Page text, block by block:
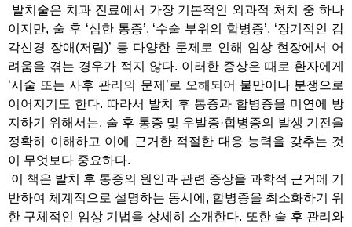
발치술은 치과 진료에서 가장 기본적인 외과적 처치 중 하나
이지만, 술 후 ‘심한 통증’, ‘수술 부위의 합병증’, ‘장기적인 감
각신경 장애(저림)’ 등 다양한 문제로 인해 임상 현장에서 어
려움을 겪는 경우가 적지 않다. 이러한 증상은 때로 환자에게
‘시술 또는 사후 관리의 문제’로 오해되어 불만이나 분쟁으로
이어지기도 한다. 따라서 발치 후 통증과 합병증을 미연에 방
지하기 위해서는, 술 후 통증 및 우발증·합병증의 발생 기전을
정확히 이해하고 이에 근거한 적절한 대응 능력을 갖추는 것
이 무엇보다 중요하다.
이 책은 발치 후 통증의 원인과 관련 증상을 과학적 근거에 기
반하여 체계적으로 설명하는 동시에, 합병증을 최소화하기 위
한 구체적인 임상 기법을 상세히 소개한다. 또한 술 후 관리와